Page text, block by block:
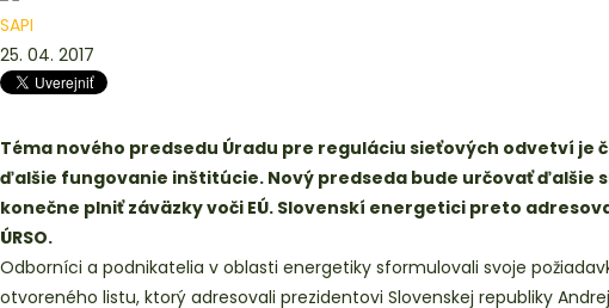
SAPI
25. 04. 2017
Téma nového predsedu Úradu pre reguláciu sieťových odvetví
ďalšie fungovanie inštitúcie. Nový predseda bude určovať ďalšie
konečne plniť záväzky voči EÚ. Slovenskí energetici preto
ÚRSO.
Odborníci a podnikatelia v oblasti energetiky sformulovali svoje
otvoreného listu, ktorý adresovali prezidentovi Slovenskej republiky